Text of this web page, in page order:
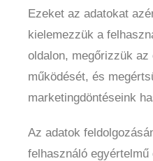
Ezeket az adatokat
kielemezzük a
oldalon, megőrizzük az
működését, és
marketingdöntéseink
Az adatok
felhasználó egyértelmű